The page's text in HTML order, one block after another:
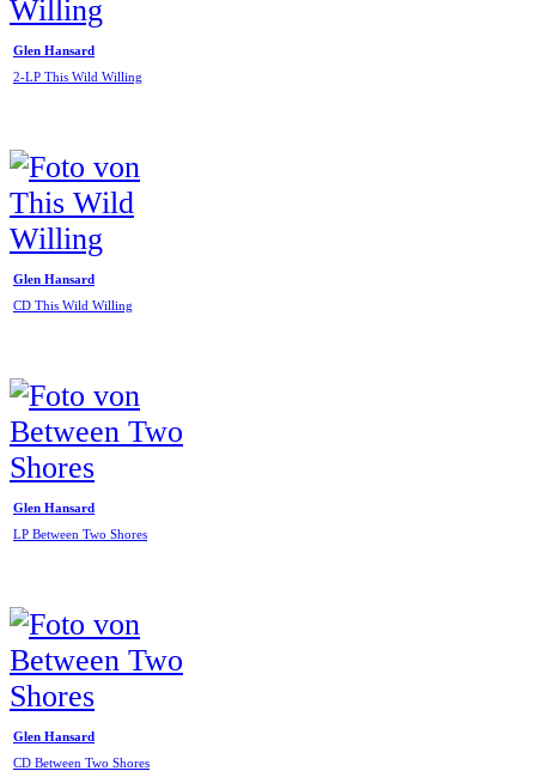
Glen Hansard
2-LP This Wild Willing
Glen Hansard
CD This Wild Willing
Glen Hansard
LP Between Two Shores
Glen Hansard
CD Between Two Shores